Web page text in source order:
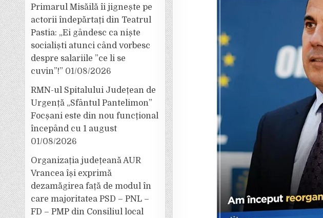
Primarul Misăilă îi jignește pe
actorii îndepărtați din Teatrul
Pastia: „Ei gândesc ca niște
socialiști atunci când vorbesc
despre salariile ”ce li se
cuvin”!” 01/08/2026
RMN-ul Spitalului Județean de
Urgență „Sfântul Pantelimon”
Focșani este din nou funcțional
începând cu 1 august
01/08/2026
Organizația județeană AUR
Vrancea își exprimă
dezamăgirea față de modul în
care majoritatea PSD – PNL –
FD – PMP din Consiliul local